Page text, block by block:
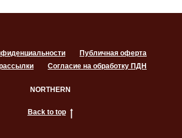
Публичная оферта
Согласие на обработку ПДН
NORTHERN
Back to top